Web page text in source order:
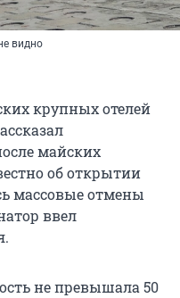
видно
крупных отелей
майских
об открытии
массовые отмены
ввел
не превышала 50